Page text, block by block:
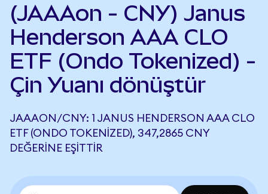
(JAAAon - CNY) Janus
Henderson AAA CLO
ETF (Ondo Tokenized) -
Çin Yuanı dönüştür
JAAAON/CNY: 1 JANUS HENDERSON AAA CLO
ETF (ONDO TOKENIZED), 347,2865 CNY
DEĞERINE EŞITTIR